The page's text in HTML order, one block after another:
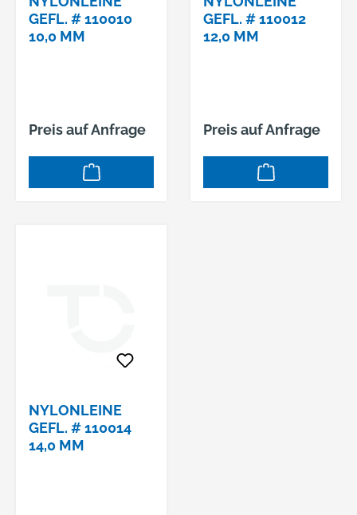
GEFL. # 110010
10,0 MM
Preis auf Anfrage
GEFL. # 110012
12,0 MM
Preis auf Anfrage
NYLONLEINE
GEFL. # 110014
14,0 MM